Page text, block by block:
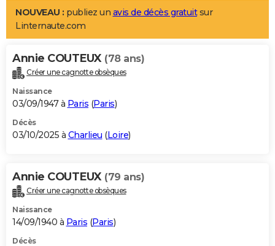
LIFESTYLE
Art de vivre
Bien-être
Loisirs
Mode
Modes de vie
Alimentation
Guide de la santé
Maladies
Médicaments
Sommeil
VOYAGE
Destinations
City break
Voyage nature
Voyage de noces
Forum
Climat
+PHOTO
GUIDES D'ACHAT
BONS PLANS
Carte de Noël
Carte Bonne année
Carte Saint-Valentin
Carte Pâques
Carte d'anniversaire
DICTIONNAIRE
Dictionnaire
Biographies
Citations
Expressions
Proverbes
PROGRAMME TV
NOUVEAU : publiez un avis de décès gratuitsur
Linternaute.com
Annie COUTEUX (78 ans)
Créer une cagnotte obsèques
Naissance
03/09/1947 à Paris (Paris)
Décès
03/10/2025 à Charlieu (Loire)
Annie COUTEUX (79 ans)
Créer une cagnotte obsèques
Naissance
14/09/1940 à Paris (Paris)
Décès